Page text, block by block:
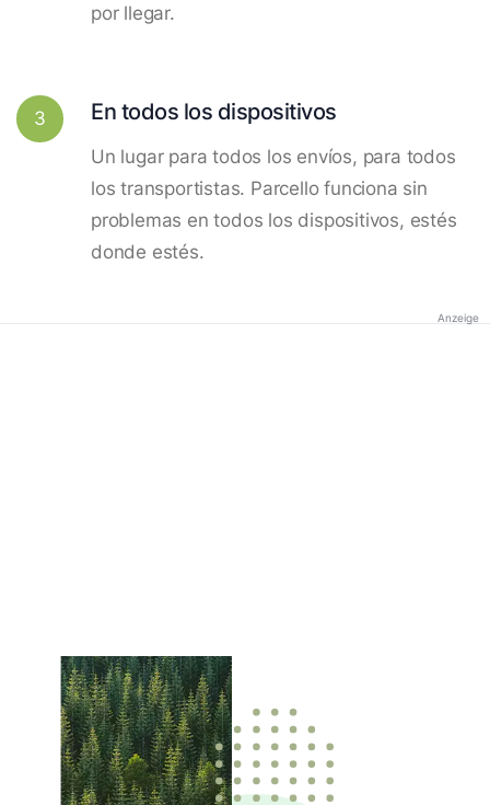
por llegar.
3 En todos los dispositivos
Un lugar para todos los envíos, para todos
los transportistas. Parcello funciona sin
problemas en todos los dispositivos, estés
donde estés.
Anzeige